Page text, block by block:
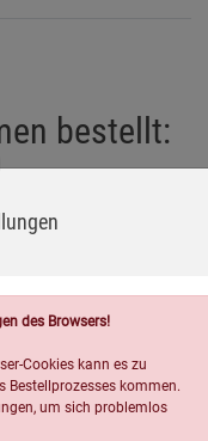
bestellt:
des Browsers!
Cookies kann es zu
Bestellprozesses kommen.
um sich problemlos